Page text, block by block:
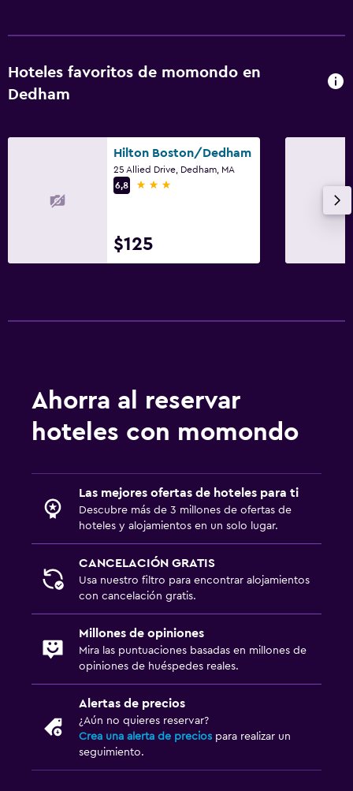
Servicios de lavandería/tintorería
Enchufe cerca de la cama
Despertador
Estacionamiento privado
Fax/fotocopiadora
Botiquín de primeros auxilios
Caja fuerte
Terraza
Observación de ballenas
Cuna/cama nido disponibles
Hoteles favoritos de momondo en
Dedham
Hilton Boston/Dedham
25 Allied Drive, Dedham, MA
6,8
3 estrellas
$125
Ahorra al reservar
hoteles con momondo
Las mejores ofertas de hoteles para ti
Descubre más de 3 millones de ofertas de
hoteles y alojamientos en un solo lugar.
CANCELACIÓN GRATIS
Usa nuestro filtro para encontrar alojamientos
con cancelación gratis.
Millones de opiniones
Mira las puntuaciones basadas en millones de
opiniones de huéspedes reales.
Alertas de precios
¿Aún no quieres reservar?
Crea una alerta de precios para realizar un
seguimiento.